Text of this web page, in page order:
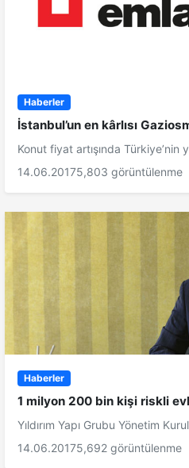
Haberler
İstanbul’un en kârlısı
Konut fiyat artışında Türkiye’nin
14.06.20175,803 görüntülenme
Haberler
1 milyon 200 bin kişi riskli
Yıldırım Yapı Grubu Yönetim
14.06.20175,692 görüntülenme